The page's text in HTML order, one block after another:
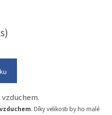
vzduchem.
vzduchem. Díky velikosti by ho malé